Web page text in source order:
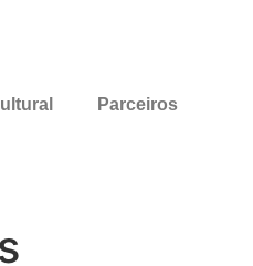
Parceiros